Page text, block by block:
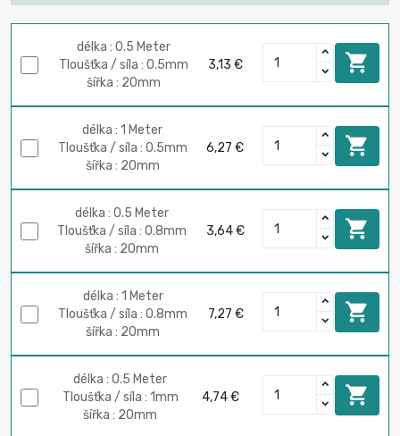
délka : 0.5 Meter
Tloušťka / síla : 0.5mm
šířka : 20mm
3,13 € 
délka : 1 Meter
Tloušťka / síla : 0.5mm
šířka : 20mm
6,27 € 
délka : 0.5 Meter
Tloušťka / síla : 0.8mm
šířka : 20mm
3,64 € 
délka : 1 Meter
Tloušťka / síla : 0.8mm
šířka : 20mm
7,27 € 
délka : 0.5 Meter
Tloušťka / síla : 1mm
šířka : 20mm
4,74 € 